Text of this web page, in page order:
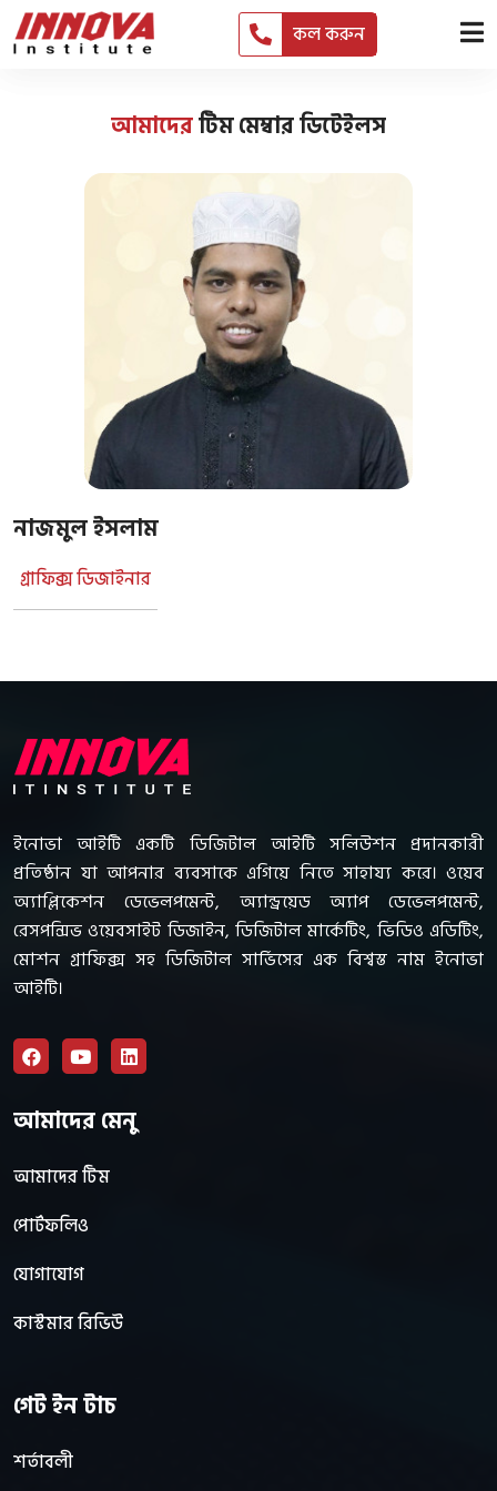
কল করুন
আমাদেরটিম মেম্বার ডিটেইলস
নাজমুল ইসলাম
গ্রাফিক্স ডিজাইনার
ইনোভা আইটি একটি ডিজিটাল আইটি সলিউশন প্রদানকারী
প্রতিষ্ঠান যা আপনার ব্যবসাকে এগিয়ে নিতে সাহায্য করে। ওয়েব
অ্যাপ্লিকেশন ডেভেলপমেন্ট, অ্যান্ড্রয়েড অ্যাপ ডেভেলপমেন্ট,
রেসপন্সিভ ওয়েবসাইট ডিজাইন, ডিজিটাল মার্কেটিং, ভিডিও এডিটিং,
মোশন গ্রাফিক্স সহ ডিজিটাল সার্ভিসের এক বিশ্বস্ত নাম ইনোভা
আইটি।
আমাদের মেনু
আমাদের টিম
পোর্টফলিও
যোগাযোগ
কাস্টমার রিভিউ
গেট ইন টাচ
শর্তাবলী